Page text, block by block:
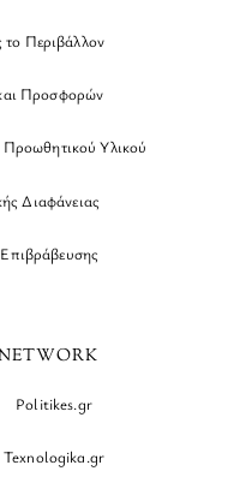
Περιβάλλον
Προσφορών
Υλικού
Διαφάνειας
Politikes.gr
Texnologika.gr